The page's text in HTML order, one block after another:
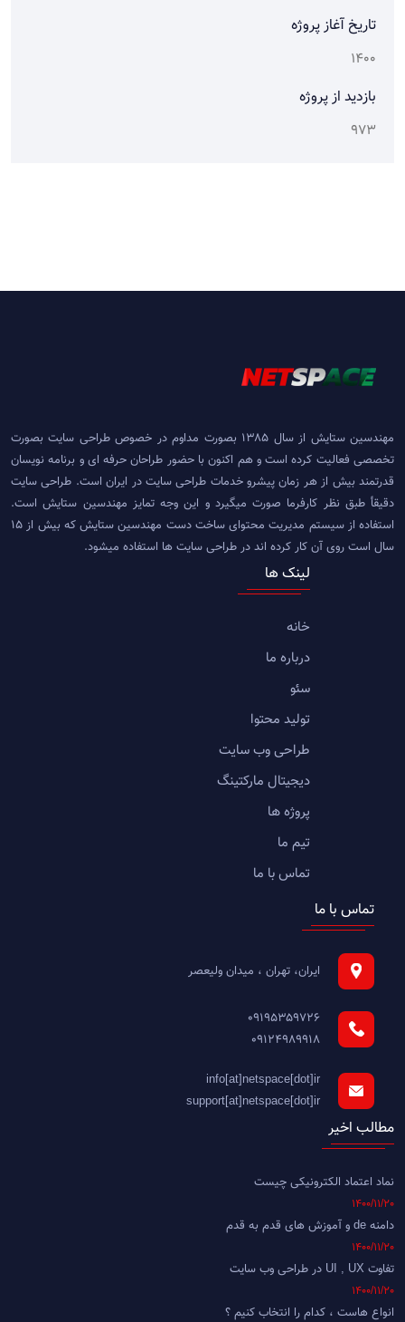
تاریخ آغاز پروژه
1400
بازدید از پروژه
973
مهندسین ستایش از سال 1385 بصورت مداوم در خصوص طراحی سایت بصورت
تخصصی فعالیت کرده است و هم اکنون با حضور طراحان حرفه ای و برنامه نویسان
قدرتمند بیش از هر زمان پیشرو خدمات طراحی سایت در ایران است. طراحی سایت
دقیقأ طبق نظر کارفرما صورت میگیرد و این وجه تمایز مهندسین ستایش است.
استفاده از سیستم مدیریت محتوای ساخت دست مهندسین ستایش که بیش از 15
سال است روی آن کار کرده اند در طراحی سایت ها استفاده میشود.
لینک ها
خانه
درباره ما
سئو
تولید محتوا
طراحی وب سایت
دیجیتال مارکتینگ
پروژه ها
تیم ما
تماس با ما
تماس با ما
ایران، تهران ، میدان ولیعصر
09195359726
09124989918
info[at]netspace[dot]ir
support[at]netspace[dot]ir
مطالب اخیر
نماد اعتماد الکترونیکی چیست
1400/11/20
دامنه de و آموزش های قدم به قدم
1400/11/20
تفاوت UI , UX در طراحی وب سایت
1400/11/20
انواع هاست ، کدام را انتخاب کنیم ؟